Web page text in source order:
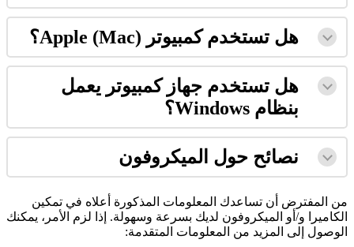
هل تستخدم كمبيوتر Apple (Mac) ؟
هل تستخدم جهاز كمبيوتر يعمل
بنظام Windows؟
نصائح حول لميكر وفون
من لمفتر ض ن تساعدك لمعلومات لمذكور ة عله في تمكين
لكامير و/ و لميكر وفون لديك بسر عة وسهولة. ذ لز م لمر ، يمكنك
لوصول لى لمز يد من لمعلومات لمتقدمة: